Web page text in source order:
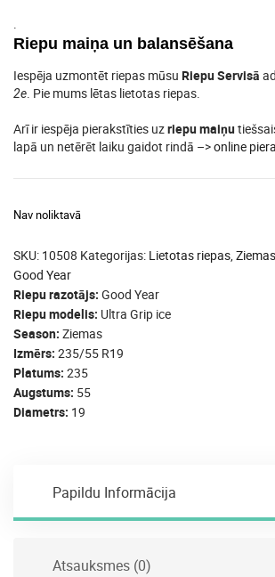
.
Riepu maiņa un balansēšana
Iespēja uzmontēt riepas mūsu Riepu Servisā
2e. Pie mums lētas lietotas riepas.
Arī ir iespēja pierakstīties uzriepu maiņu
lapā un netērēt laiku gaidot rindā –>online
Nav noliktavā
SKU: 10508 Kategorijas: Lietotas riepas,
Good Year
Riepu razotājs Good Year
Riepu modelis Ultra Grip ice
Season Ziemas
Izmērs 235/55 R19
Platums 235
Augstums 55
Diametrs 19
Papildu Informācija
Atsauksmes (0)